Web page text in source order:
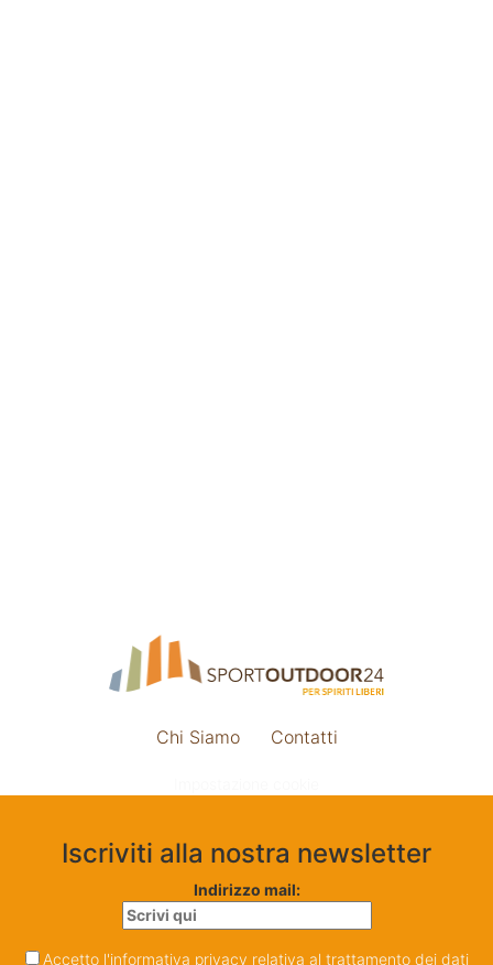
Chi Siamo Contatti
Iscriviti alla nostra newsletter
Indirizzo mail:
Accetto l'informativa privacy relativa al trattamento dei dati